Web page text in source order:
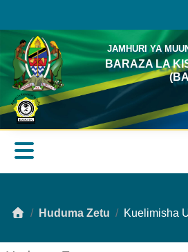
JAMHURI YA
BARAZA LA
Huduma Zetu Kuelimisha